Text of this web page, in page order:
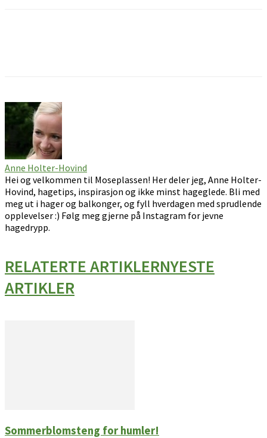
Anne Holter-Hovind
Hei og velkommen til Moseplassen! Her deler jeg, Anne Holter-
Hovind, hagetips, inspirasjon og ikke minst hageglede. Bli med
meg ut i hager og balkonger, og fyll hverdagen med sprudlende
opplevelser :) Følg meg gjerne på Instagram for jevne
hagedrypp.
RELATERTE ARTIKLERNYESTE
ARTIKLER
Sommerblomsteng for humler!